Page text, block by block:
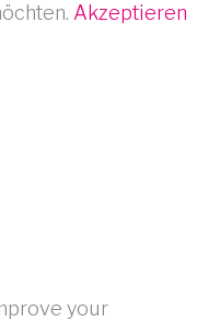
Akzeptieren
your